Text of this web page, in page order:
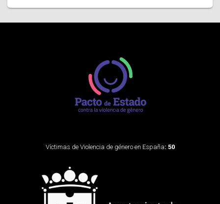
Víctimas de Violencia de género en España: 50